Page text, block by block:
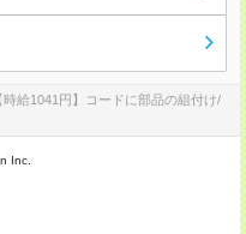
時給1041円】コードに部品の組付け/
Inc.